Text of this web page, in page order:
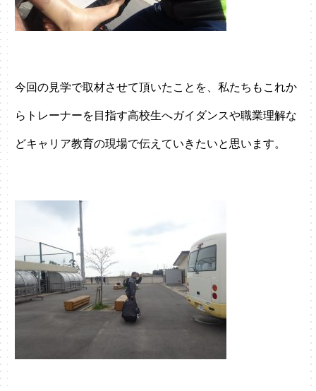
今回の見学で取材させて頂いたことを、私たちもこれか
らトレーナーを目指す高校生へガイダンスや職業理解な
どキャリア教育の現場で伝えていきたいと思います。